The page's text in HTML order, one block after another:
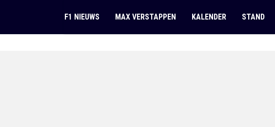
F1 NIEUWS MAX VERSTAPPEN KALENDER STAND